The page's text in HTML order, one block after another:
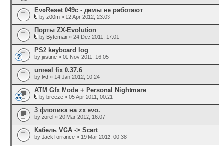
EvoReset 049c - демы не работают
by z00m » 12 Apr 2012, 23:03
Порты ZX-Evolution
by Byteman » 24 Dec 2011, 17:01
PS2 keyboard log
by justine » 01 Nov 2011, 16:05
unreal fix 0.37.6
by lvd » 14 Jan 2012, 10:24
ATM Gfx Mode + Personal Nightmare
by breeze » 05 Apr 2011, 00:21
3 флопика на zx evo.
by zorel » 20 Mar 2012, 16:07
Кабель VGA -> Scart
by JackTorrance » 19 Mar 2012, 00:38